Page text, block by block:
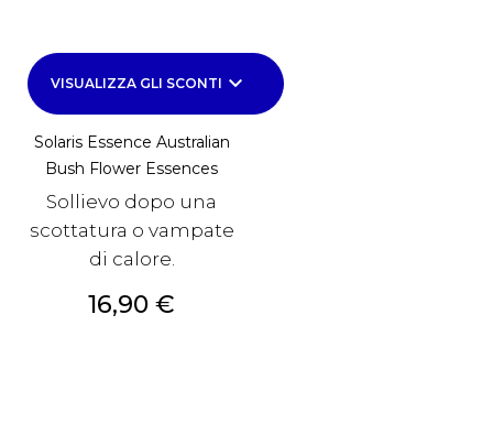
VISUALIZZA GLI SCONTI keyboard_arrow_down
Solaris Essence Australian
Bush Flower Essences
Sollievo dopo una
scottatura o vampate
di calore.
Prezzo
16,90 €